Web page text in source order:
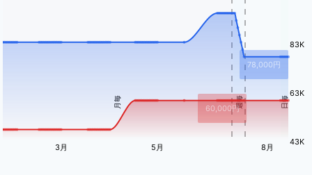
月毎 週毎 日毎
43K
63K
83K
3月 5月 8月
78,000円
60,000円